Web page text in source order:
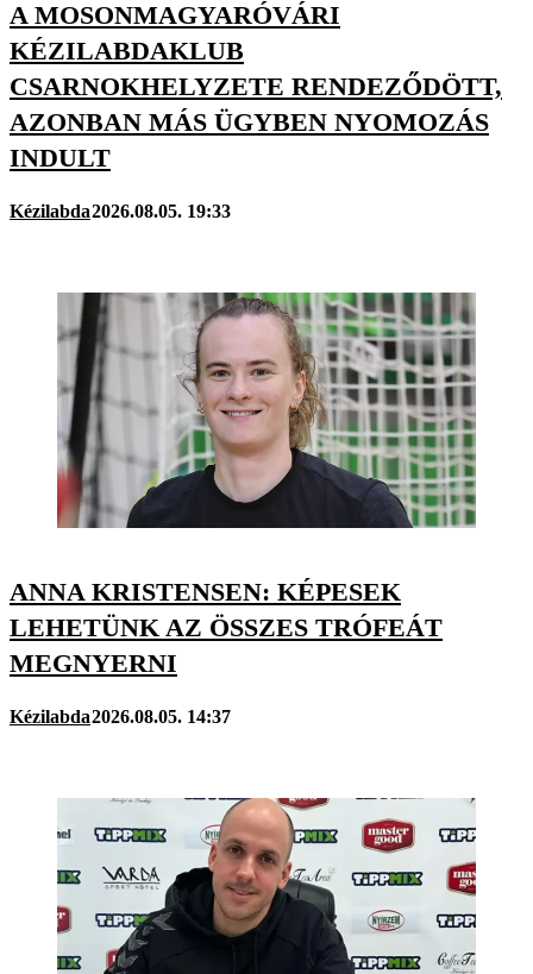
A MOSONMAGYARÓVÁRI
KÉZILABDAKLUB
CSARNOKHELYZETE RENDEZŐDÖTT,
AZONBAN MÁS ÜGYBEN NYOMOZÁS
INDULT
Kézilabda2026.08.05. 19:33
ANNA KRISTENSEN: KÉPESEK
LEHETÜNK AZ ÖSSZES TRÓFEÁT
MEGNYERNI
Kézilabda2026.08.05. 14:37